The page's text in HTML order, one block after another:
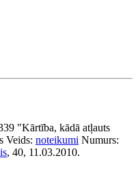
"Kārtība, kādā atļauts
Veids: noteikumi Numurs:
, 40, 11.03.2010.